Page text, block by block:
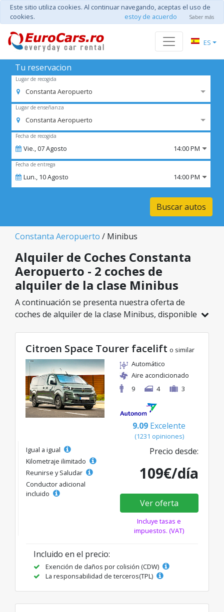
Este sitio utiliza cookies. Al continuar navegando, aceptas el uso de
cookies.
estoy de acuerdo Saber más
ES
Tu reservacion
Lugar de recogida
Constanta Aeropuerto
Lugar de enseñanza
Constanta Aeropuerto
Fecha de recogida
Vie.,07Agosto 14:00 PM
Fecha de entrega
Lun., 10Agosto 14:00 PM
Buscar autos
Constanta Aeropuerto / Minibus
Alquiler de Coches Constanta
Aeropuerto - 2 coches de
alquiler de la clase Minibus
A continuación se presenta nuestra oferta de
coches de alquiler de la clase Minibus, disponible
modelo ideal de la categoría seleccionada, con
tarifas excelentes desde solo 109€/día.
Citroen Space Tourer facelift o similar
Automático
Aire acondicionado
9
4 3
9.09 Excelente
(1231 opiniones)
Igual a igual
Kilometraje ilimitado
Reunirse y Saludar
Conductor adicional
incluido
Precio desde:
109€/día
Ver oferta
Incluye tasas e
impuestos. (VAT)
Incluido en el precio:
Exención de daños por colisión (CDW)
La responsabilidad de terceros(TPL)